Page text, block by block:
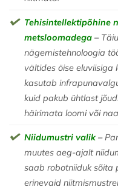
Tehisintellektipõhine
metsloomadega –
nägemistehnoloogia
vältides öise eluviisiga
kasutab
kuid pakub ühtlast
häirimata loomi või
Niidumustri valik–
muutes aeg-ajalt
saab robotniiduk sõita
erinevaid